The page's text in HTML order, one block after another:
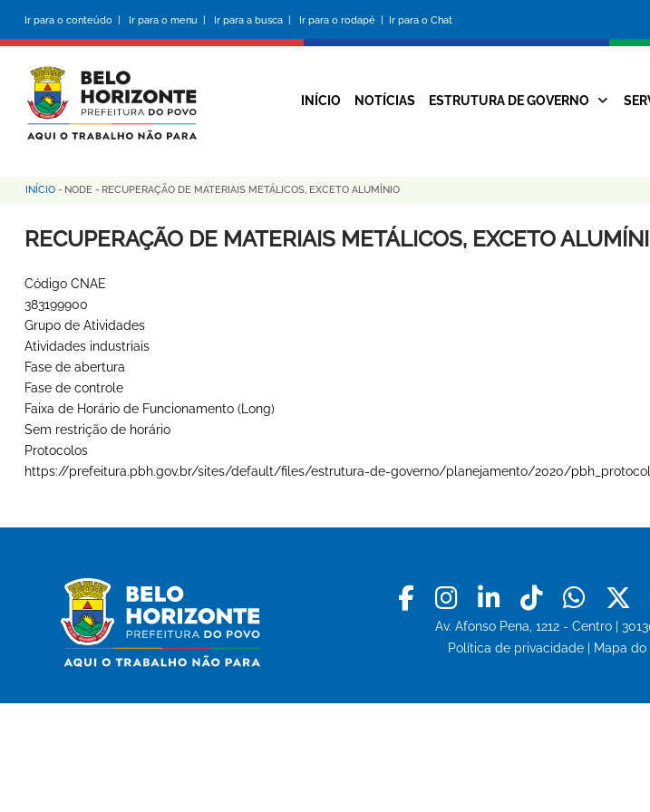
conteúdo
principal
Ir para o conteúdo | Ir para o menu | Ir para a busca | Ir para o rodapé | Ir para o Chat
da
Prefeitura
INÍCIO NOTÍCIAS ESTRUTURA DE GOVERNO
Trilha
de
INÍCIO - NODE - RECUPERAÇÃO DE MATERIAIS METÁLICOS, EXCETO ALUMÍNIO
RECUPERAÇÃO DE MATERIAIS METÁLICOS, EXCETO
Código CNAE
383199900
Grupo de Atividades
Atividades industriais
Fase de abertura
Fase de controle
Faixa de Horário de Funcionamento (Long)
Sem restrição de horário
Protocolos
https://prefeitura.pbh.gov.br/sites/default/files/estrutura-de-governo/planejamento/2020/
Facebook
Instagram
LinkedinTiktok
Av. Afonso Pena, 1212 - Centro |
Política de privacidade
Mapa do